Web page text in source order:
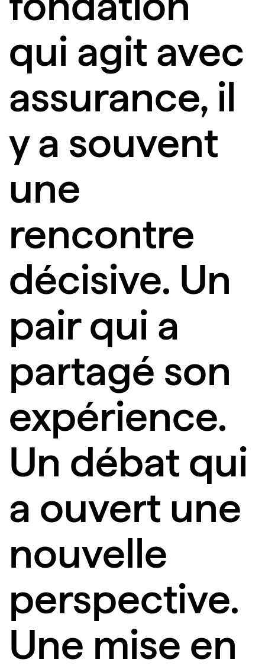
qui agit avec
assurance, il
y a souvent
une
rencontre
décisive. Un
pair qui a
partagé son
expérience.
Un débat qui
a ouvert une
nouvelle
perspective.
Une mise en